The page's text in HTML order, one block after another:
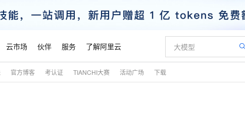
云市场 伙伴 服务 了解阿里云
官方博客 考认证 TIANCHI大赛 活动广场 下载
式
AI 特惠 AI 场景体验
价格计算器 配置报价器
数据与 API 基础软件
成为产品伙伴 产品伙伴合作计
企业增值服务 阿里云认证
最佳实践 市场活动